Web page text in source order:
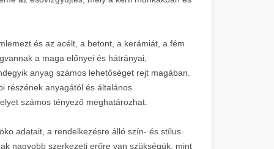
és az acélt, a betont, a kerámiát, a fém
a maga előnyei és hátrányai,
anyag számos lehetőséget rejt magában.
részének anyagától és általános
számos tényező meghatározhat.
adatait, a rendelkezésre álló szín- és stílus
nagyobb szerkezeti erőre van szükségük, mint